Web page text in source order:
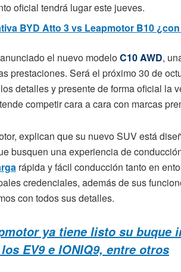
oficial tendrá lugar este jueves.
BYD Atto 3 vs Leapmotor B10
el nuevo modeloC10 AWD,
prestaciones. Será el próximo 30 de
detalles y presente de forma oficial la
competir cara a cara con marcas
explican que su nuevo SUV está
busquen una experiencia de
rápida y fácil conducción tanto en
credenciales, además de sus
con todos sus detalles.
ya tiene listo su buque
EV9 e IONIQ9, entre otros